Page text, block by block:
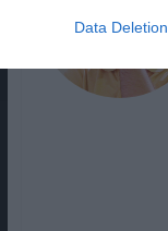
Data Deletion